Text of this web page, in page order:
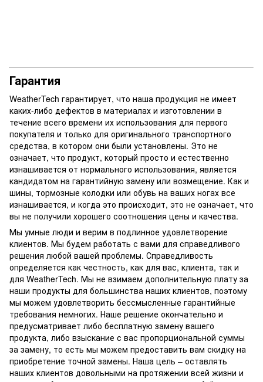
Гарантия
WeatherTech гарантирует, что наша продукция не имеет
каких-либо дефектов в материалах и изготовлении в
течение всего времени их использования для первого
покупателя и только для оригинального транспортного
средства, в котором они были установлены. Это не
означает, что продукт, который просто и естественно
изнашивается от нормального использования, является
кандидатом на гарантийную замену или возмещение. Как и
шины, тормозные колодки или обувь на ваших ногах все
изнашивается, и когда это происходит, это не означает, что
вы не получили хорошего соотношения цены и качества.
Мы умные люди и верим в подлинное удовлетворение
клиентов. Мы будем работать с вами для справедливого
решения любой вашей проблемы. Справедливость
определяется как честность, как для вас, клиента, так и
для WeatherTech. Мы не взимаем дополнительную плату за
наши продукты для большинства наших клиентов, поэтому
мы можем удовлетворить бессмысленные гарантийные
требования немногих. Наше решение окончательно и
предусматривает либо бесплатную замену вашего
продукта, либо взыскание с вас пропорциональной суммы
за замену, то есть мы можем предоставить вам скидку на
приобретение точной замены. Наша цель – оставлять
наших клиентов довольными на протяжении всей жизни и